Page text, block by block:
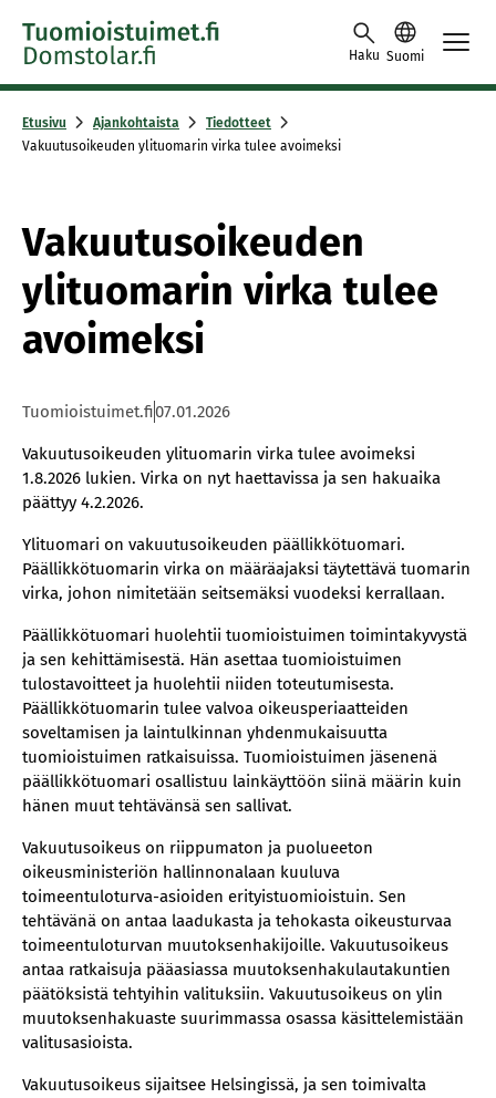
Skip to content -saavutettavuusohje
Haku Suomi
Etusivu Ajankohtaista
Tiedotteet
Vakuutusoikeuden ylituomarin virka tulee avoimeksi
Vakuutusoikeuden
ylituomarin virka tulee
avoimeksi
Tuomioistuimet.fi07.01.2026
Va­kuu­tusoi­keu­den yli­tuo­ma­rin vir­ka tu­lee avoi­mek­si
1.8.2026 lu­kien. Vir­ka on nyt haet­ta­vis­sa ja sen ha­kuai­ka
päät­tyy 4.2.2026.
Ylituomari on vakuutusoikeuden päällikkötuomari.
Päällikkötuomarin virka on määräajaksi täytettävä tuomarin
virka, johon nimitetään seitsemäksi vuodeksi kerrallaan.
Päällikkötuomari huolehtii tuomioistuimen toimintakyvystä
ja sen kehittämisestä. Hän asettaa tuomioistuimen
tulostavoitteet ja huolehtii niiden toteutumisesta.
Päällikkötuomarin tulee valvoa oikeusperiaatteiden
soveltamisen ja laintulkinnan yhdenmukaisuutta
tuomioistuimen ratkaisuissa. Tuomioistuimen jäsenenä
päällikkötuomari osallistuu lainkäyttöön siinä määrin kuin
hänen muut tehtävänsä sen sallivat.
Vakuutusoikeus on riippumaton ja puolueeton
oikeusministeriön hallinnonalaan kuuluva
toimeentuloturva-asioiden erityistuomioistuin. Sen
tehtävänä on antaa laadukasta ja tehokasta oikeusturvaa
toimeentuloturvan muutoksenhakijoille. Vakuutusoikeus
antaa ratkaisuja pääasiassa muutoksenhakulautakuntien
päätöksistä tehtyihin valituksiin. Vakuutusoikeus on ylin
muutoksenhakuaste suurimmassa osassa käsittelemistään
valitusasioista.
Vakuutusoikeus sijaitsee Helsingissä, ja sen toimivalta